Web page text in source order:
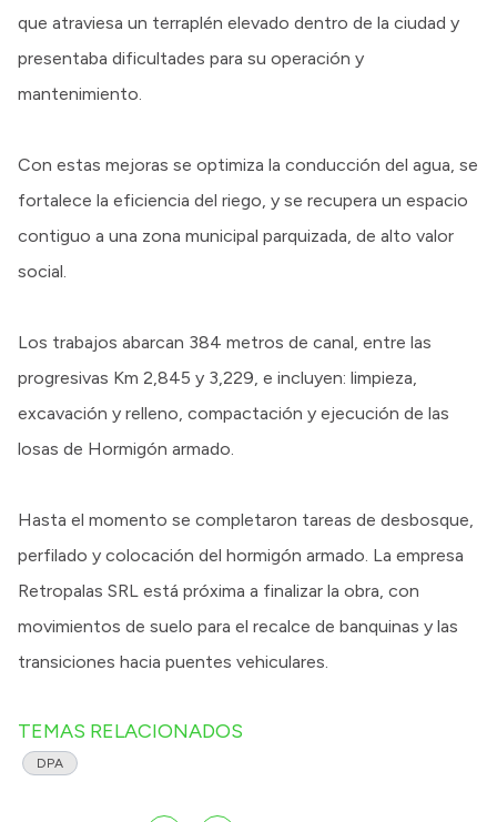
que atraviesa un terraplén elevado dentro de la ciudad y
presentaba dificultades para su operación y
mantenimiento.
Con estas mejoras se optimiza la conducción del agua, se
fortalece la eficiencia del riego, y se recupera un espacio
contiguo a una zona municipal parquizada, de alto valor
social.
Los trabajos abarcan 384 metros de canal, entre las
progresivas Km 2,845 y 3,229, e incluyen: limpieza,
excavación y relleno, compactación y ejecución de las
losas de Hormigón armado.
Hasta el momento se completaron tareas de desbosque,
perfilado y colocación del hormigón armado. La empresa
Retropalas SRL está próxima a finalizar la obra, con
movimientos de suelo para el recalce de banquinas y las
transiciones hacia puentes vehiculares.
TEMAS RELACIONADOS
DPA